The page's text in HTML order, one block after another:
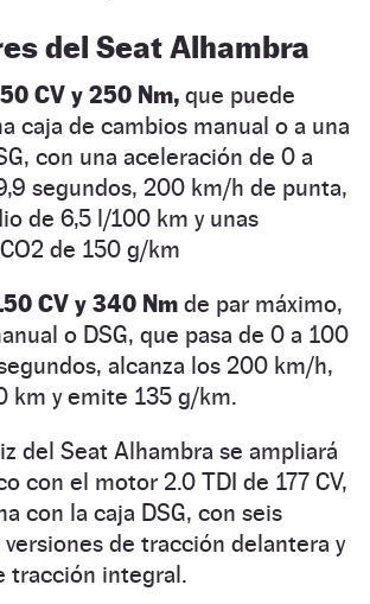
del Seat Alhambra
CV y 250 Nm, que puede
caja de cambios manual o a una
con una aceleración de 0 a
segundos, 200 km/h de punta,
de 6,5 l/100 km y unas
de 150 g/km
CV y 340 Nm de par máximo,
o DSG, que pasa de 0 a 100
alcanza los 200 km/h,
km y emite 135 g/km.
del Seat Alhambra se ampliará
con el motor 2.0 TDI de 177 CV,
con la caja DSG, con seis
de tracción delantera y
tracción integral.